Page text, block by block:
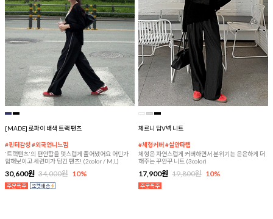
[MADE] 로파이 배색 트랙 팬츠
#핀터감성 #외국언니느낌
'트랙팬츠'의 편안함을 멋스럽게 풀어냈어요 어딘가
힙해보이고 세련미가 담긴 팬츠! (2color / M,L)
30,600원 34,000원 10%
체르니 딥V넥 니트
#체형커버 #살안타템
체형은 자연스럽게 커버하면서 분위기는 은은하게 더
해주는 꾸안꾸 니트 (3color)
17,900원 19,800원 10%